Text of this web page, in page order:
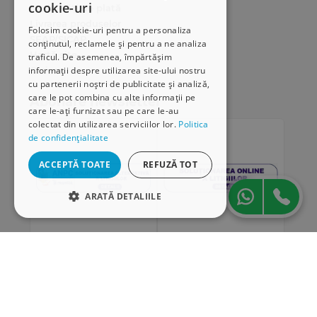
cookie-uri
Folosim cookie-uri pentru a personaliza
conținutul, reclamele și pentru a ne analiza
traficul. De asemenea, împărtășim
informații despre utilizarea site-ului nostru
cu partenerii noștri de publicitate și analiză,
care le pot combina cu alte informații pe
care le-ați furnizat sau pe care le-au
colectat din utilizarea serviciilor lor. Politica
de confidențialitate
ACCEPTĂ TOATE REFUZĂ TOT
ARATĂ DETALIILE
Modalități de plată
SEAP/SICAP
Hartă site
Cariere
Abonare newsletter